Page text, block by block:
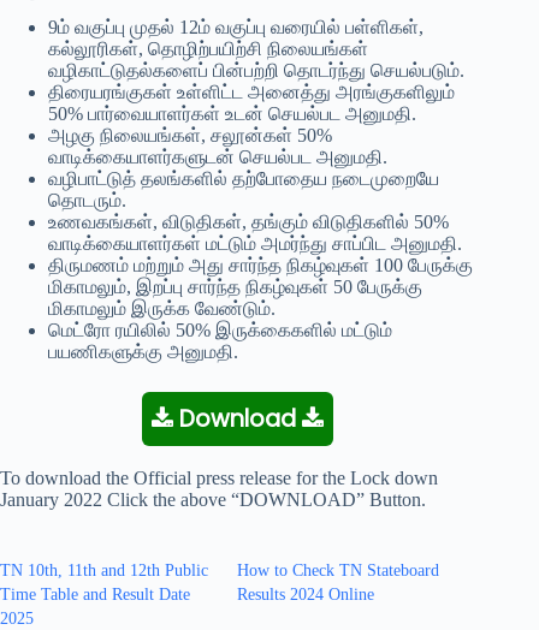
9ம் வகுப்பு முதல் 12ம் வகுப்பு வரையில் பள்ளிகள்,
கல்லூரிகள், தொழிற்பயிற்சி நிலையங்கள்
வழிகாட்டுதல்களைப் பின்பற்றி தொடர்ந்து செயல்படும்.
திரையரங்குகள் உள்ளிட்ட அனைத்து அரங்குகளிலும்
50% பார்வையாளர்கள் உடன் செயல்பட அனுமதி.
அழகு நிலையங்கள், சலூன்கள் 50%
வாடிக்கையாளர்களுடன் செயல்பட அனுமதி.
வழிபாட்டுத் தலங்களில் தற்போதைய நடைமுறையே
தொடரும்.
உணவகங்கள், விடுதிகள், தங்கும் விடுதிகளில் 50%
வாடிக்கையாளர்கள் மட்டும் அமர்ந்து சாப்பிட அனுமதி.
திருமணம் மற்றும் அது சார்ந்த நிகழ்வுகள் 100 பேருக்கு
மிகாமலும், இறப்பு சார்ந்த நிகழ்வுகள் 50 பேருக்கு
மிகாமலும் இருக்க வேண்டும்.
மெட்ரோ ரயிலில் 50% இருக்கைகளில் மட்டும்
பயணிகளுக்கு அனுமதி.
Download
To download the Official press release for the Lock down
January 2022 Click the above “DOWNLOAD” Button.
TN 10th, 11th and 12th Public
Time Table and Result Date
2025
How to Check TN Stateboard
Results 2024 Online